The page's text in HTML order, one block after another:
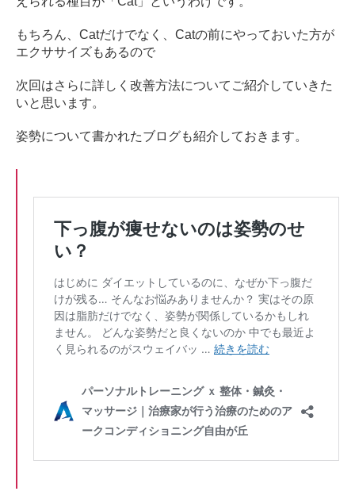
もちろん、Catだけでなく、Catの前にやっておいた方が
エクササイズもあるので
次回はさらに詳しく改善方法についてご紹介していきた
いと思います。
姿勢について書かれたブログも紹介しておきます。